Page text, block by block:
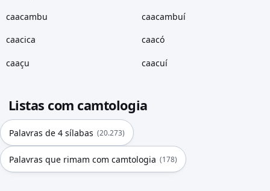
caacambu caacambuí
caacica caacó
caaçu caacuí
Listas com camtologia
Palavras de 4 sílabas (20.273)
Palavras que rimam com camtologia (178)